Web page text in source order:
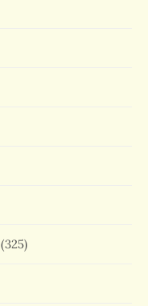
(325)